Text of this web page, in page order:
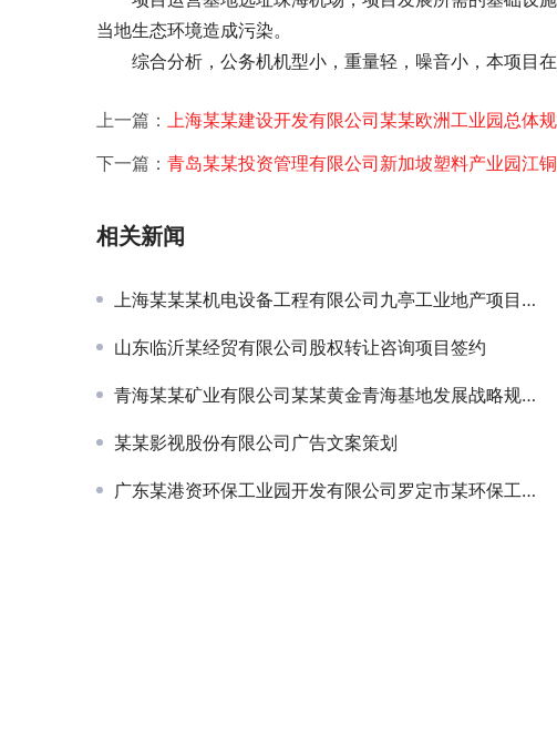
当地生态环境造成污染。
综合分析，公务机机型小，重量轻，噪音小，本项目在
上一篇： 上海某某建设开发有限公司某某欧洲工业园总体
下一篇： 青岛某某投资管理有限公司新加坡塑料产业园江
相关新闻
上海某某某机电设备工程有限公司九亭工业地产项目申请报告及环评项目签约
山东临沂某经贸有限公司股权转让咨询项目签约
青海某某矿业有限公司某某黄金青海基地发展战略规划项目签约
某某影视股份有限公司广告文案策划
广东某港资环保工业园开发有限公司罗定市某环保工业园投资规划项目签约